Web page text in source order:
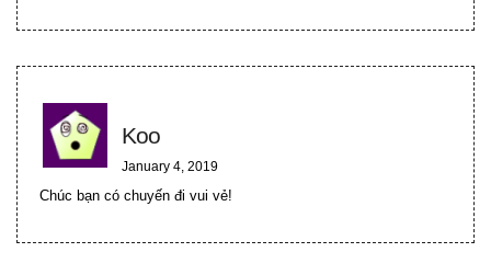
Koo
January 4, 2019
Chúc bạn có chuyến đi vui vẻ!